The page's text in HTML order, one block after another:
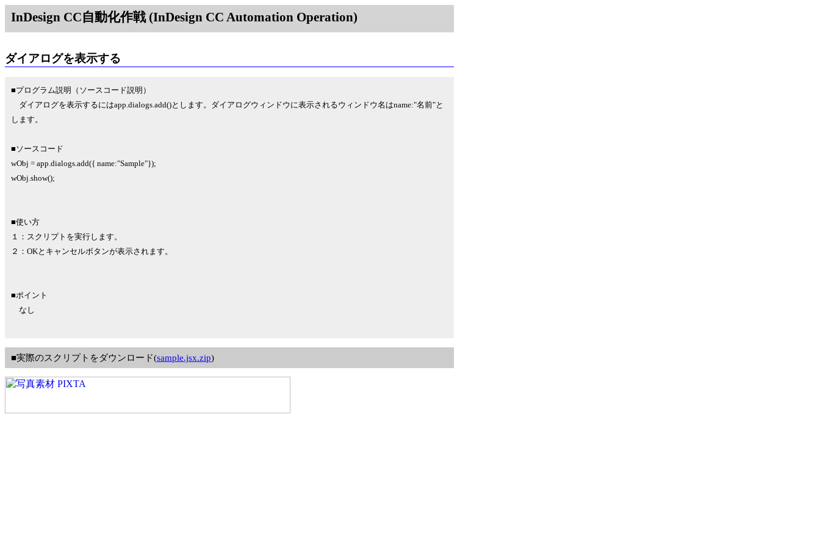
InDesign CC自動化作戦 (InDesign CC Automation Operation)
ダイアログを表示する
■プログラム説明（ソースコード説明）
ダイアログを表示するにはapp.dialogs.add()とします。ダイアログウィンドウに表示されるウィンドウ名はname:"名前"と
します。
■ソースコード
wObj = app.dialogs.add({ name:"Sample"});
wObj.show();
■使い方
１：スクリプトを実行します。
２：OKとキャンセルボタンが表示されます。
■ポイント
なし
■実際のスクリプトをダウンロード(sample.jsx.zip)